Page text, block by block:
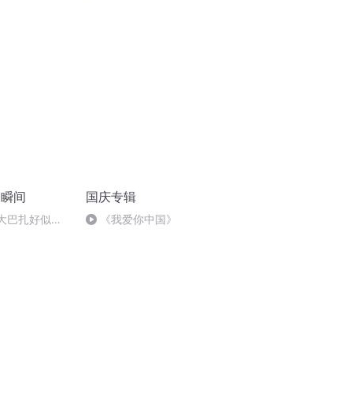
间
巴扎好似温
国庆专辑
《我爱你中国》